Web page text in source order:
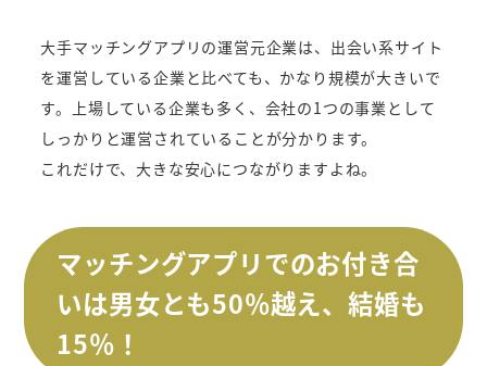
大手マッチングアプリの運営元企業は、出会い系サイト
を運営している企業と比べても、かなり規模が大きいで
す。上場している企業も多く、会社の1つの事業として
しっかりと運営されていることが分かります。
これだけで、大きな安心につながりますよね。
マッチングアプリでのお付き合
いは男女とも50％越え、結婚も
15％！